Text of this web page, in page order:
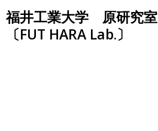
Skip
to
content
福井工業大学 原研究室
〔FUT HARA Lab.〕